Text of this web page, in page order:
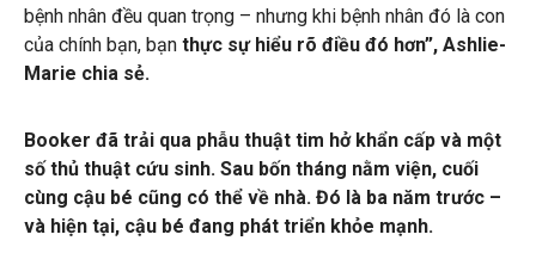
bệnh nhân đều quan trọng – nhưng khi bệnh nhân đó là con
của chính bạn, bạn thực sự hiểu rõ điều đó hơn”, Ashlie-
Marie chia sẻ.
Booker đã trải qua phẫu thuật tim hở khẩn cấp và một
số thủ thuật cứu sinh. Sau bốn tháng nằm viện, cuối
cùng cậu bé cũng có thể về nhà. Đó là ba năm trước –
và hiện tại, cậu bé đang phát triển khỏe mạnh.